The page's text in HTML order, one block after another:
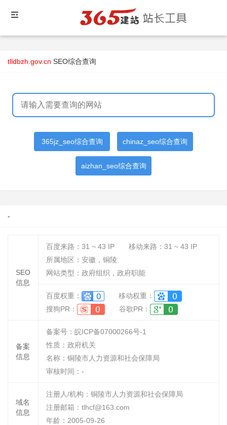
tlldbzh.gov.cn SEO综合查询
365jz_seo综合查询 chinaz_seo综合查询
aizhan_seo综合查询
-
SEO
信息
百度来路： 31 ~ 43 IP 移动来路： 31 ~ 43 IP
所属地区：安徽，铜陵
网站类型：政府组织，政府职能
百度权重：
移动权重：
搜狗PR：
谷歌PR：
备案
信息
备案号：皖ICP备07000266号-1
性质： 政府机关
名称： 铜陵市人力资源和社会保障局
审核时间： -
域名
信息
注册人/机构：铜陵市人力资源和社会保障局
注册邮箱：tlhcf@163.com
年龄：2005-09-26